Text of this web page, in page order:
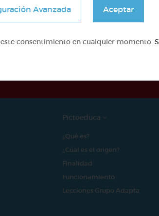
posible gracias al mecenazgo
Pictoeduca
¿Qué es?
¿Cúal es el origen?
Finalidad
Funcionamiento
Lecciones Grupo Adapta
Avanzada Aceptar
consentimiento en cualquier momento.